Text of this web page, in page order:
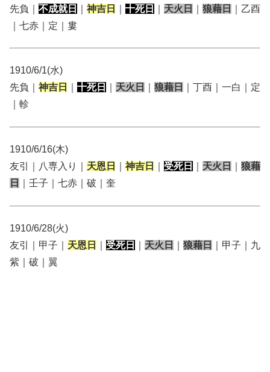
先負｜ 不成就日 神吉日 十死日 天火日 狼藉日
｜乙酉
｜七赤｜定｜婁
1910/6/1(水)
先負｜ 神吉日 十死日 天火日 狼藉日
｜丁酉｜一白｜定
｜軫
1910/6/16(木)
友引｜八専入り｜ 天恩日 神吉日 受死日 天火日
狼藉
日
｜壬子｜七赤｜破｜奎
1910/6/28(火)
友引｜甲子｜ 天恩日 受死日 天火日 狼藉日
｜甲子｜九
紫｜破｜翼